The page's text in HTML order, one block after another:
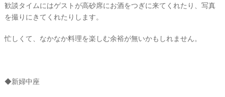
歓談タイムにはゲストが高砂席にお酒をつぎに来てくれたり、写真
を撮りにきてくれたりします。
忙しくて、なかなか料理を楽しむ余裕が無いかもしれません。
◆新婦中座